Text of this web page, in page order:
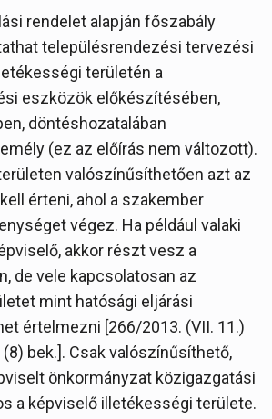
rendelet alapján főszabály
településrendezési tervezési
területén a
eszközök előkészítésében,
döntéshozatalában
(ez az előírás nem változott).
valószínűsíthetően azt az
érteni, ahol a szakember
végez. Ha például valaki
akkor részt vesz a
de vele kapcsolatosan az
mint hatósági eljárási
értelmezni [266/2013. (VII. 11.)
(8) bek.]. Csak valószínűsíthető,
önkormányzat közigazgatási
a képviselő illetékességi területe.